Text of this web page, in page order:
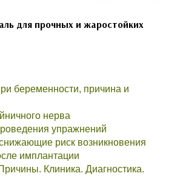
для прочных и жаростойких
беременности, причина и
нерва
упражнений
риск возникновения
имплантации
Клиника. Диагностика.